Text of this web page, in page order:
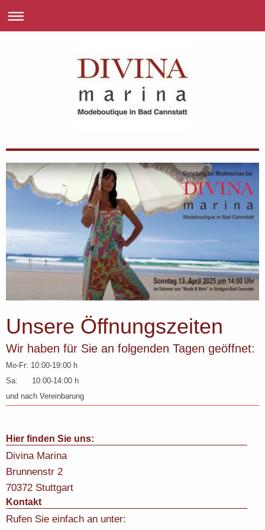
Unsere Öffnungszeiten
Wir haben für Sie an folgenden Tagen geöffnet:
Mo-Fr: 10:00-19:00 h
Sa: 10:00-14:00 h
und nach Vereinbarung
Hier finden Sie uns:
Divina Marina
Brunnenstr 2
70372 Stuttgart
Kontakt
Rufen Sie einfach an unter: